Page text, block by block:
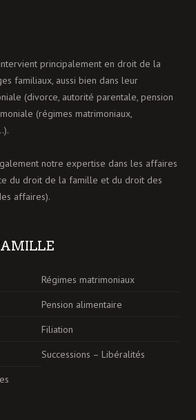
principalement en droit de la
familiaux, aussi bien dans leur
(divorce, autorité parentale, pension
(régimes matrimoniaux,
notre expertise dans les affaires
du droit de la famille et du droit des
affaires).
Régimes matrimoniaux
Pension alimentaire
Filiation
Successions – Libéralités